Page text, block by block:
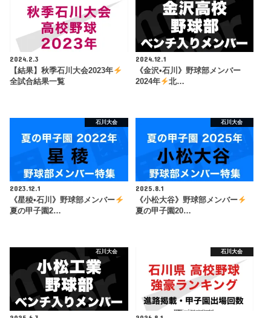
2024.2.3
【結果】秋季石川大会2023年
全試合結果一覧
2024.12.1
《金沢•石川》野球部メンバー
2024年
北…
石川大会
2023.12.1
《星稜•石川》野球部メンバー
夏の甲子園2…
石川大会
2025.8.1
《小松大谷》野球部メンバー
夏の甲子園20…
石川大会 石川大会